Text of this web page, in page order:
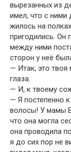
вырезанных из
имел, что с ними
жилось на
пригодились. Он
между ними
сторон у неё
— Итак, это
глаза.
— И, к твоему
— Я постепенно
волосы! У мамы
что она могла
она проводила
я до сих пор не